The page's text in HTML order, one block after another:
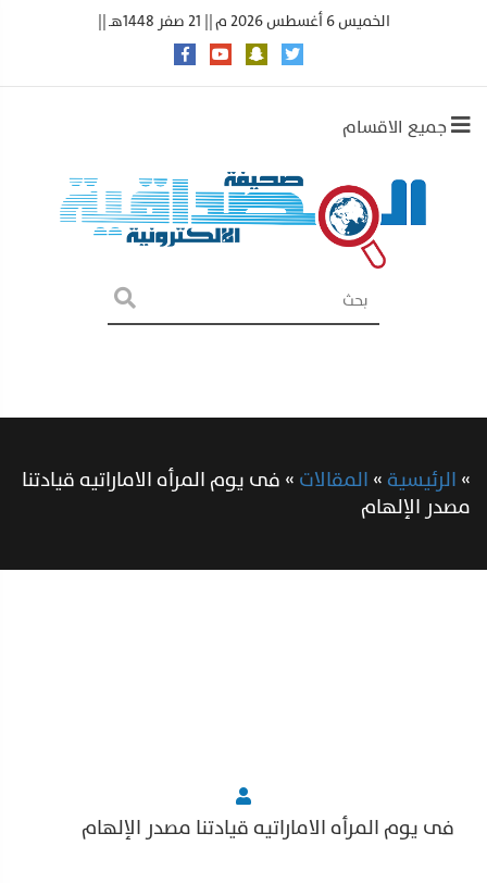
الخميس 6 أغسطس 2026 م || 21 صفر 1448هـ ||
جميع الاقسام
»الرئيسية»المقالات»فى يوم المرأه الاماراتيه قيادتنا
مصدر الإلهام
فى يوم المرأه الاماراتيه قيادتنا مصدر الإلهام